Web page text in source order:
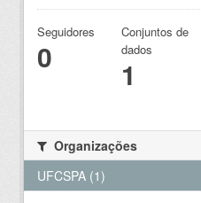
Seguidores
0
Conjuntos de
dados
1
Organizações
UFCSPA (1)